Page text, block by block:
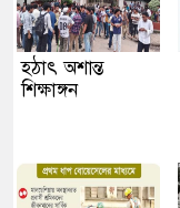
হঠাৎ অশান্ত
শিক্ষাঙ্গন